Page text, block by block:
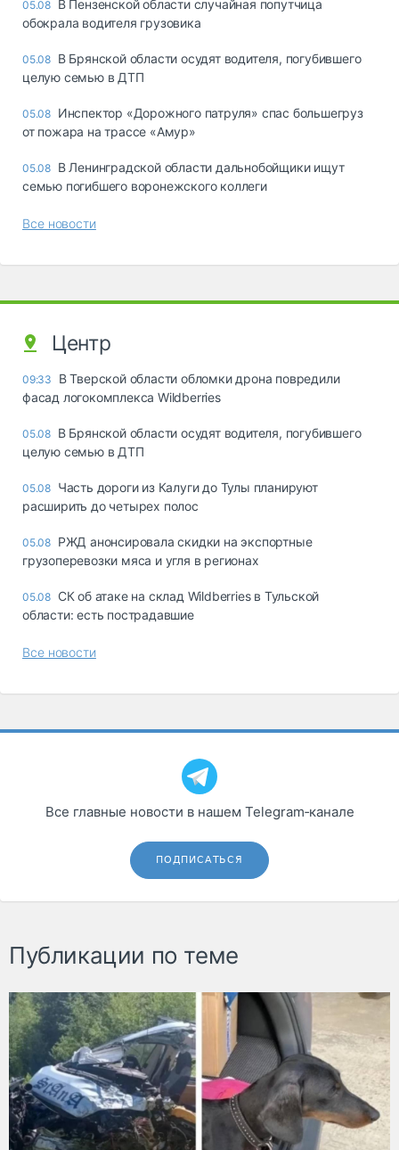
05.08 В Пензенской области случайная попутчица
обокрала водителя грузовика
05.08 В Брянской области осудят водителя, погубившего
целую семью в ДТП
05.08 Инспектор «Дорожного патруля» спас большегруз
от пожара на трассе «Амур»
05.08 В Ленинградской области дальнобойщики ищут
семью погибшего воронежского коллеги
Все новости
Центр
09:33
В Тверской области обломки дрона повредили
фасад логокомплекса Wildberries
05.08 В Брянской области осудят водителя, погубившего
целую семью в ДТП
05.08 Часть дороги из Калуги до Тулы планируют
расширить до четырех полос
05.08 РЖД анонсировала скидки на экспортные
грузоперевозки мяса и угля в регионах
05.08 СК об атаке на склад Wildberries в Тульской
области: есть пострадавшие
Все новости
Все главные новости в нашем Telegram‑канале
ПОДПИСАТЬСЯ
Публикации по теме